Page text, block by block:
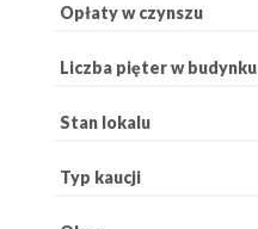
Opłaty w czynszu
Liczba pięter w budynku
Stan lokalu
Typ kaucji